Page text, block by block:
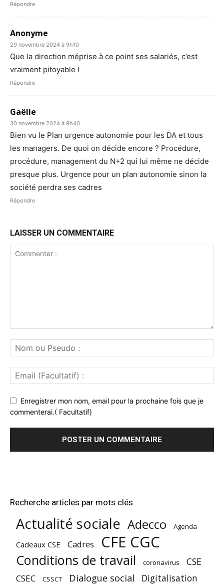
Répondre
Anonyme
29 novembre 2024 à 9h10
Que la direction méprise à ce point ses salariés, c’est
vraiment pitoyable !
Répondre
Gaëlle
30 novembre 2024 à 9h40
Bien vu le Plan urgence autonomie pour les DA et tous
les managers. De quoi on décide encore ? Procédure,
procédure, management du N+2 qui lui même ne décide
presque plus. Urgence pour un plan autonomie sinon la
société perdra ses cadres
Répondre
LAISSER UN COMMENTAIRE
Enregistrer mon nom, email pour la prochaine fois que je
commenterai.( Facultatif)
Recherche articles par mots clés
Actualité sociale Adecco Agenda
Cadeaux CSE Cadres CFE CGC
Conditions de travail coronavirus CSE
CSEC CSSCT Dialogue social Digitalisation